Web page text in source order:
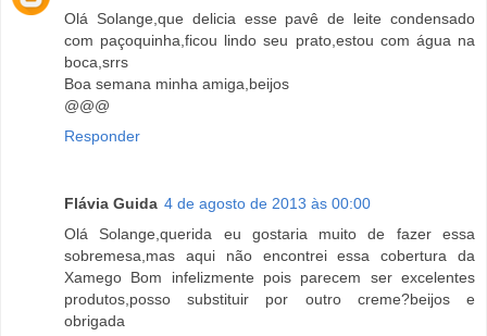
Olá Solange,que delicia esse pavê de leite condensado
com paçoquinha,ficou lindo seu prato,estou com água na
boca,srrs
Boa semana minha amiga,beijos
@@@
Responder
Flávia Guida 4 de agosto de 2013 às 00:00
Olá Solange,querida eu gostaria muito de fazer essa
sobremesa,mas aqui não encontrei essa cobertura da
Xamego Bom infelizmente pois parecem ser excelentes
produtos,posso substituir por outro creme?beijos e
obrigada